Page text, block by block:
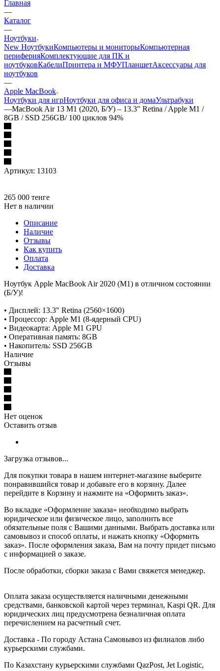
Главная
—
Каталог
—
Ноутбуки
New НоутбукиКомпьютеры и мониторыКомпьютерная
периферияКомплектующие для ПК и
ноутбуковКабелиПринтера и МФУПланшетАксессуары для
ноутбуков
—
Apple MacBook
Ноутбуки для игрНоутбуки для офиса и домаУльтрабуки
—MacBook Air 13 M1 (2020, Б/У) – 13.3" Retina / Apple M1 /
8GB / SSD 256GB/ 100 циклов 94%
Артикул: 13103
265 000 тенге
Нет в наличии
Описание
Наличие
Отзывы
Как купить
Оплата
Доставка
Ноутбук Apple MacBook Air 2020 (M1) в отличном состоянии
(Б/У)!
• Дисплей: 13.3" Retina (2560×1600)
• Процессор: Apple M1 (8-ядерный CPU)
• Видеокарта: Apple M1 GPU
• Оперативная память: 8GB
• Накопитель: SSD 256GB
Наличие
Отзывы
Нет оценок
Оставить отзыв
Загрузка отзывов...
Для покупки товара в нашем интернет-магазине выберите
понравившийся товар и добавьте его в корзину. Далее
перейдите в Корзину и нажмите на «Оформить заказ».
Во вкладке «Оформление заказа» необходимо выбрать
юридическое или физическое лицо, заполнить все
обязательные поля с Вашими данными. Выбрать доставка или
самовывоз и способ оплаты, и нажать кнопку «Оформить
заказ». После оформления заказа, Вам на почту придет письмо
с информацией о заказе.
После обработки, сборки заказа с Вами свяжется менеджер.
Оплата заказа осуществляется наличными денежными
средствами, банковской картой через терминал, Kaspi QR. Для
юридических лиц предусмотрена безналичная оплата
перечислением на расчетный счет.
Доставка - По городу Астана Самовывоз из филиалов либо
курьерскими службами.
По Казахстану курьерскими службами QazPost, Jet Logistic,